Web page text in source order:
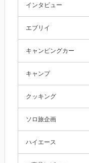
インタビュー
エブリイ
キャンピングカー
キャンプ
クッキング
ソロ旅企画
ハイエース